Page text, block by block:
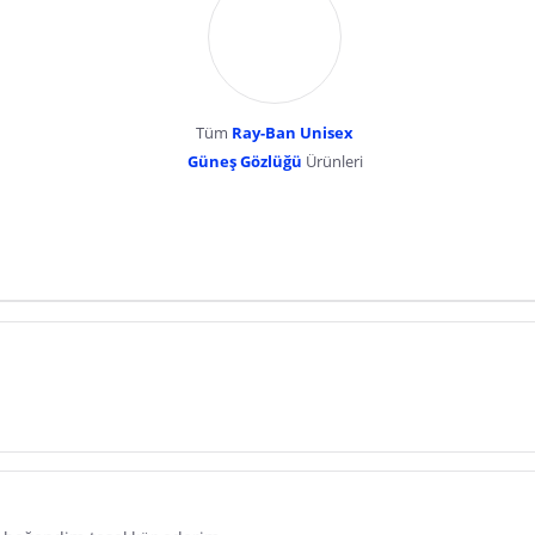
Tüm Ray-Ban Unisex
Güneş Gözlüğü Ürünleri